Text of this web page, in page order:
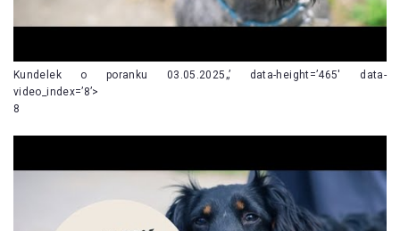
Kundelek o poranku 03.05.2025„’ data-height=’465′ data-
video_index=’8’>
8